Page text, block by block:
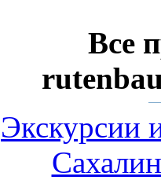
Все
Экскурсии